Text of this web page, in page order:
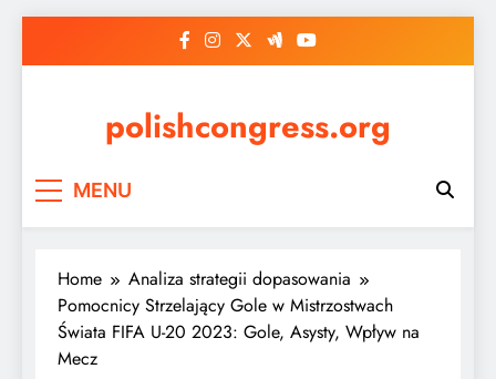
polishcongress.org
MENU
Home
Analiza strategii dopasowania
Pomocnicy Strzelający Gole w Mistrzostwach
Świata FIFA U-20 2023: Gole, Asysty, Wpływ na
Mecz